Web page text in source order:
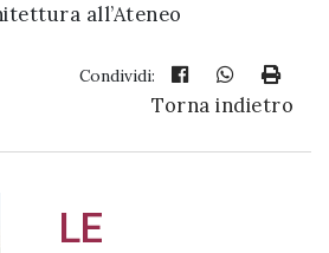
all’Ateneo
Condividi:
Torna indietro
LE